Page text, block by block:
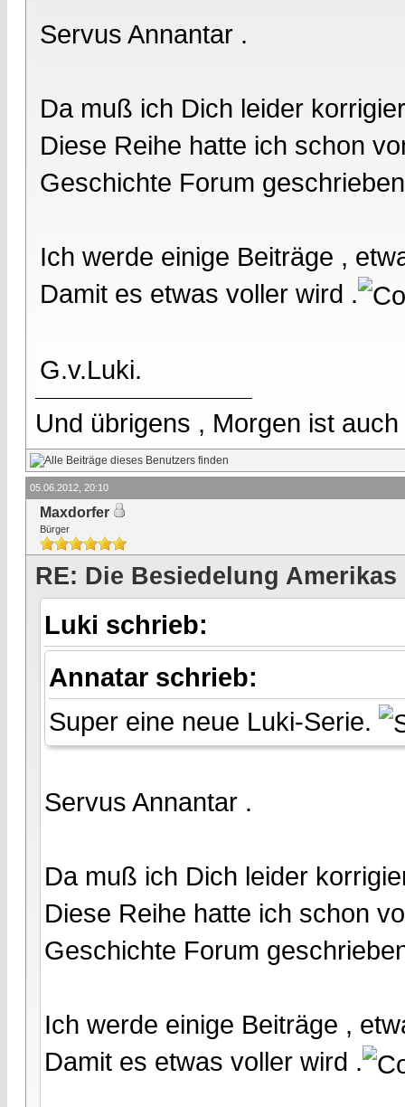
Servus Annantar .
Da muß ich Dich leider
Diese Reihe hatte ich schon
Geschichte Forum
Ich werde einige Beiträge ,
Damit es etwas voller wird .
G.v.Luki.
Und übrigens , Morgen ist
05.06.2012, 20:10
Maxdorfer
Bürger
RE: Die Besiedelung Amerikas
Luki schrieb:
Annatar schrieb:
Super eine neue Luki-Serie.
Servus Annantar .
Da muß ich Dich leider
Diese Reihe hatte ich schon
Geschichte Forum
Ich werde einige Beiträge ,
Damit es etwas voller wird .